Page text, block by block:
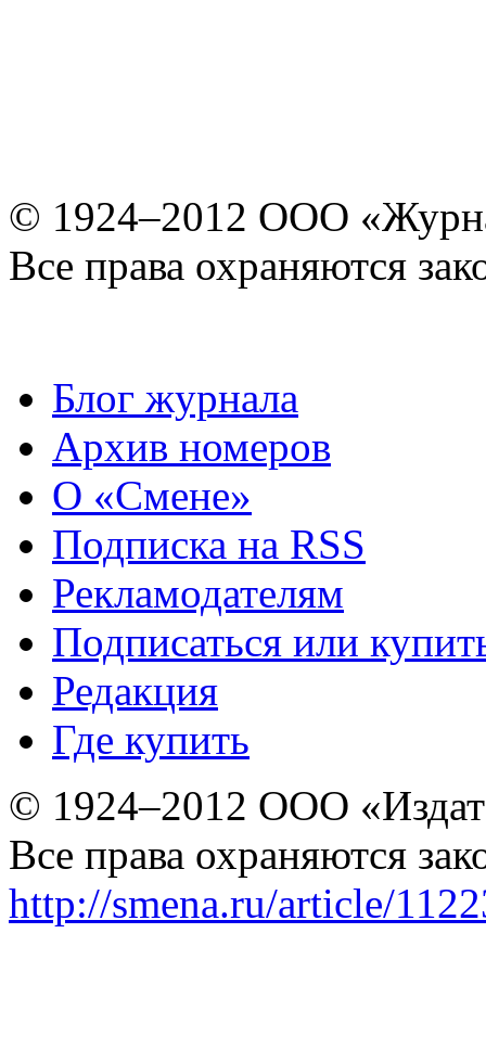
© 1924–2012 ООО
Все права охраняются
Блог журнала
Архив номеров
О «Смене»
Подписка на RSS
Рекламодателям
Подписаться или
Редакция
Где купить
© 1924–2012 ООО
Все права охраняются
http://smena.ru/article/